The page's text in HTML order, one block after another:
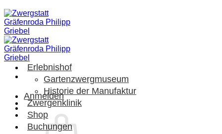
Zum
Inhalt
springen
Anmelden
Erlebnishof
Gartenzwergmuseum
Historie der Manufaktur
Zwergenklinik
Shop
Buchungen